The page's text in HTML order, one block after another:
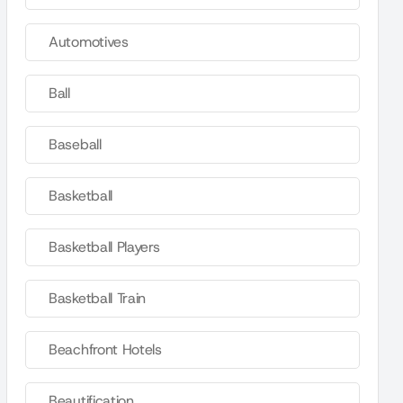
Automotives
Ball
Baseball
Basketball
Basketball Players
Basketball Train
Beachfront Hotels